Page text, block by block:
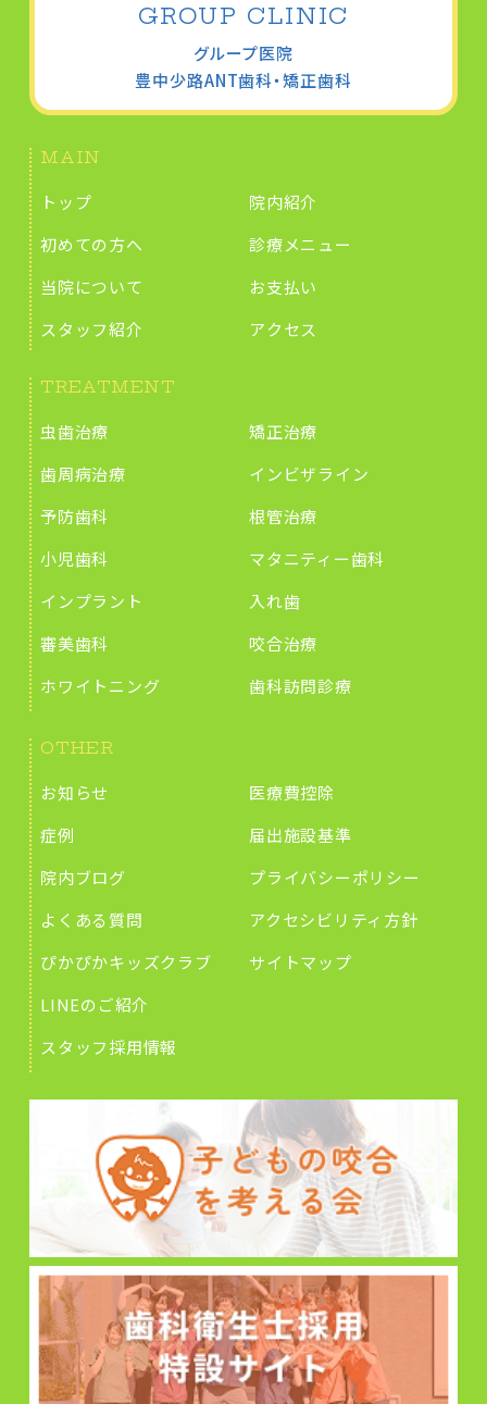
GROUP CLINIC
グループ医院
豊中少路ANT歯科・矯正歯科
MAIN
トップ
初めての方へ
当院について
スタッフ紹介
院内紹介
診療メニュー
お支払い
アクセス
TREATMENT
虫歯治療
歯周病治療
予防歯科
小児歯科
インプラント
審美歯科
ホワイトニング
矯正治療
インビザライン
根管治療
マタニティー歯科
入れ歯
咬合治療
歯科訪問診療
OTHER
お知らせ
症例
院内ブログ
よくある質問
ぴかぴかキッズクラブ
LINEのご紹介
スタッフ採用情報
医療費控除
届出施設基準
プライバシーポリシー
アクセシビリティ方針
サイトマップ